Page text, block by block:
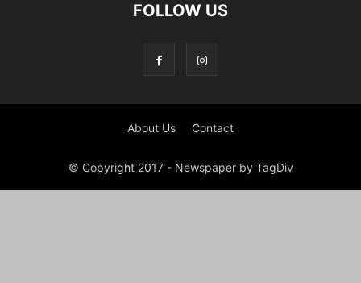
FOLLOW US
About Us Contact
© Copyright 2017 - Newspaper by TagDiv